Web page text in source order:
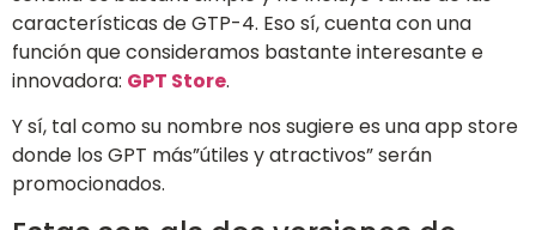
características de GTP-4. Eso sí, cuenta con una
función que consideramos bastante interesante e
innovadora: GPT Store.
Y sí, tal como su nombre nos sugiere es una app store
donde los GPT más”útiles y atractivos” serán
promocionados.